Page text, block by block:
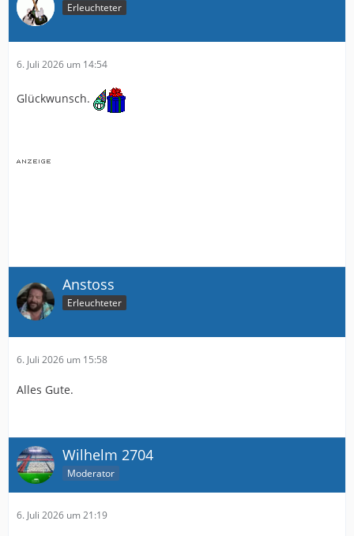
Erleuchteter
6. Juli 2026 um 14:54
Glückwunsch.
Anstoss
Erleuchteter
6. Juli 2026 um 15:58
Alles Gute.
Wilhelm 2704
Moderator
6. Juli 2026 um 21:19